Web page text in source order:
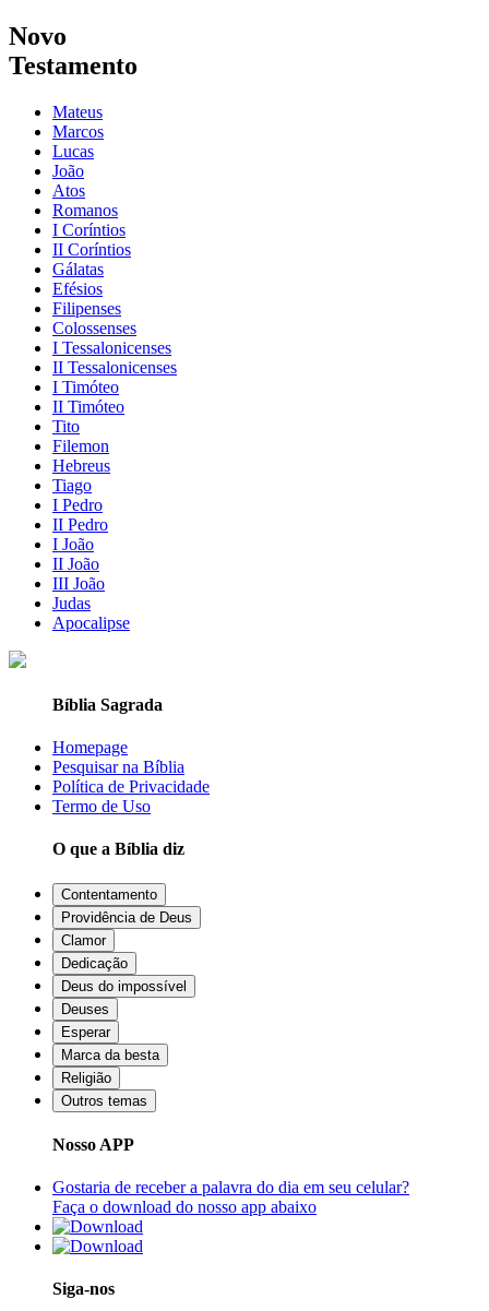
Novo
Testamento
Mateus
Marcos
Lucas
João
Atos
Romanos
I Coríntios
II Coríntios
Gálatas
Efésios
Filipenses
Colossenses
I Tessalonicenses
II Tessalonicenses
I Timóteo
II Timóteo
Tito
Filemon
Hebreus
Tiago
I Pedro
II Pedro
I João
II João
III João
Judas
Apocalipse
Bíblia Sagrada
Homepage
Pesquisar na Bíblia
Política de Privacidade
Termo de Uso
O que a Bíblia diz
Contentamento
Providência de Deus
Clamor
Dedicação
Deus do impossível
Deuses
Esperar
Marca da besta
Religião
Outros temas
Nosso APP
Gostaria de receber a palavra do dia em seu celular?
Faça o download do nosso app abaixo
Siga-nos